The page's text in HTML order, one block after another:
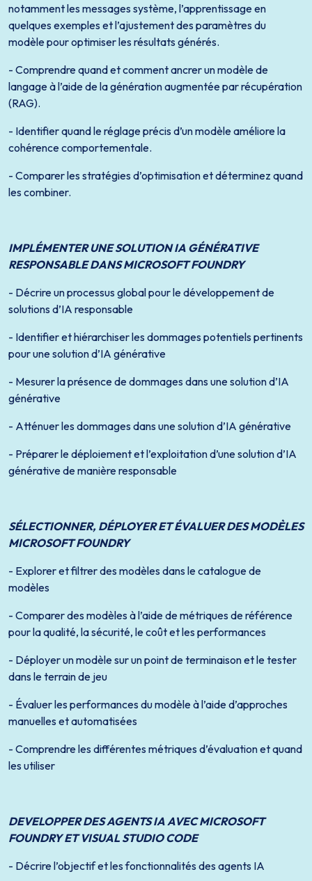
notamment les messages système, l’apprentissage en
quelques exemples et l’ajustement des paramètres du
modèle pour optimiser les résultats générés.
- Comprendre quand et comment ancrer un modèle de
langage à l’aide de la génération augmentée par récupération
(RAG).
- Identifier quand le réglage précis d’un modèle améliore la
cohérence comportementale.
- Comparer les stratégies d’optimisation et déterminez quand
les combiner.
IMPLÉMENTER UNE SOLUTION IA GÉNÉRATIVE
RESPONSABLE DANS MICROSOFT FOUNDRY
- Décrire un processus global pour le développement de
solutions d’IA responsable
- Identifier et hiérarchiser les dommages potentiels pertinents
pour une solution d’IA générative
- Mesurer la présence de dommages dans une solution d’IA
générative
- Atténuer les dommages dans une solution d’IA générative
- Préparer le déploiement et l’exploitation d’une solution d’IA
générative de manière responsable
SÉLECTIONNER, DÉPLOYER ET ÉVALUER DES MODÈLES
MICROSOFT FOUNDRY
- Explorer et filtrer des modèles dans le catalogue de
modèles
- Comparer des modèles à l’aide de métriques de référence
pour la qualité, la sécurité, le coût et les performances
- Déployer un modèle sur un point de terminaison et le tester
dans le terrain de jeu
- Évaluer les performances du modèle à l’aide d’approches
manuelles et automatisées
- Comprendre les différentes métriques d’évaluation et quand
les utiliser
DEVELOPPER DES AGENTS IA AVEC MICROSOFT
FOUNDRY ET VISUAL STUDIO CODE
- Décrire l’objectif et les fonctionnalités des agents IA